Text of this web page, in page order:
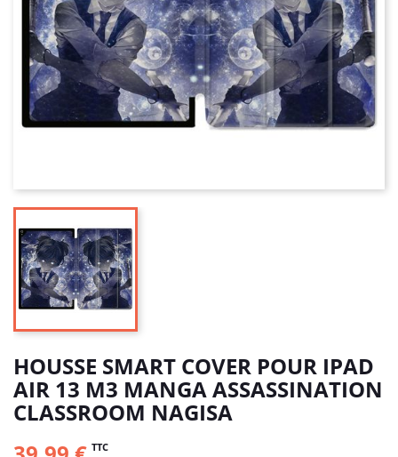
HOUSSE SMART COVER POUR IPAD
AIR 13 M3 MANGA ASSASSINATION
CLASSROOM NAGISA
TTC